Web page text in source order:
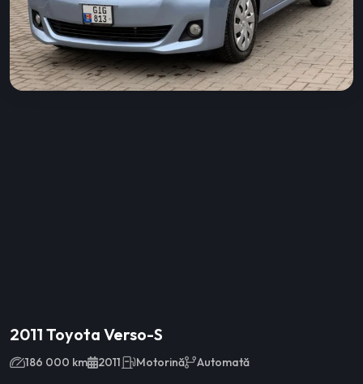
2011 Toyota Verso-S
186 000 km 2011 Motorină Automată